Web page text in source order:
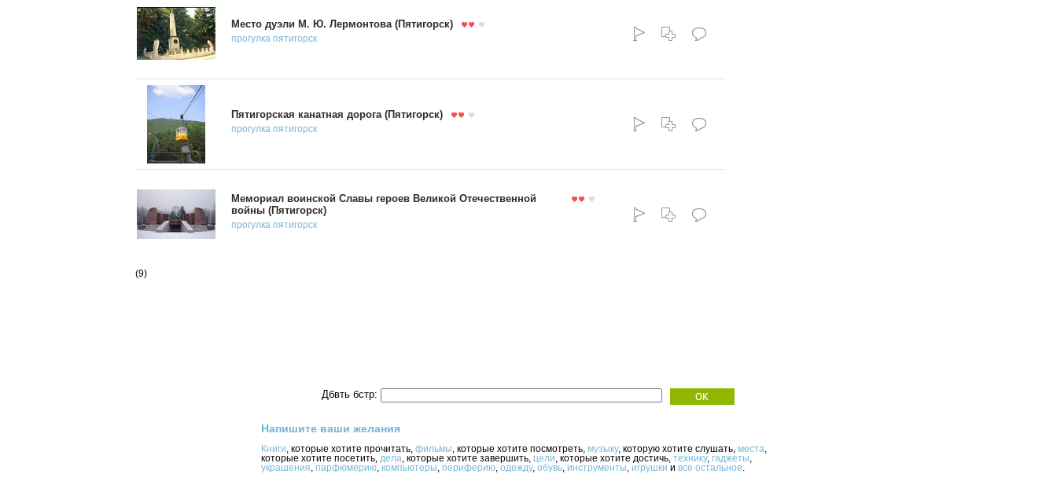
Место дуэли М. Ю. Лермонтова (Пятигорск)
прогулка пятигорск
Пятигорская канатная дорога (Пятигорск)
прогулка пятигорск
Мемориал воинской Славы героев Великой Отечественной
войны (Пятигорск)
прогулка пятигорск
(9)
Дбвть бстр:
Напишите ваши желания
Книги , которые хотите прочитать, фильмы , которые хотите посмотреть, музыку, которую хотите слушать, места
которые хотите посетить, дела , которые хотите завершить, цели , которые хотите достичь, технику, гаджеты
украшения парфюмерию компьютеры периферию одежду, обувь инструменты игрушки и все остальное